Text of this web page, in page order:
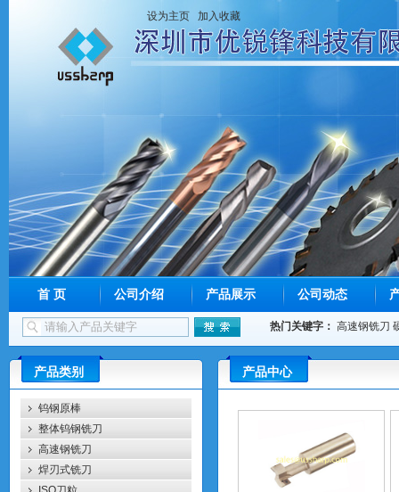
设为主页 加入收藏
首 页 公司介绍 产品展示 公司动态
热门关键字： 高速钢铣刀
产品类别
钨钢原棒
整体钨钢铣刀
高速钢铣刀
焊刃式铣刀
产品中心